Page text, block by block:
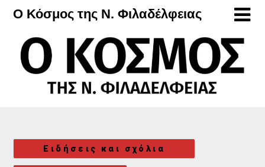
Μετάβαση
περιεχόμενο
Ο Κόσμος της Ν. Φιλαδέλφειας
Ειδήσεις και σχόλια